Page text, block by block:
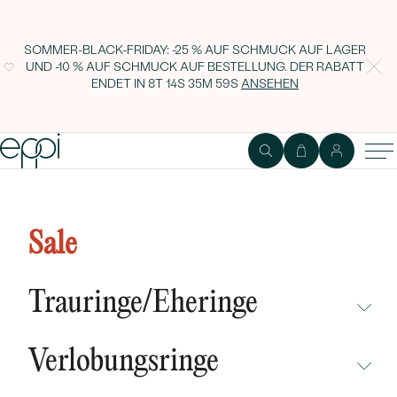
SOMMER-BLACK-FRIDAY: -25 % AUF SCHMUCK AUF LAGER
UND -10 % AUF SCHMUCK AUF BESTELLUNG. DER RABATT
ENDET IN 8T 14S 35M 58S ANSEHEN
Sale
Trauringe/Eheringe
NEUHEITEN
Verlobungsringe
zertifiziertem Lab Grown
Diamant Vanani